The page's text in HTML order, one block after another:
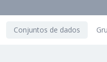
Conjuntos de dados